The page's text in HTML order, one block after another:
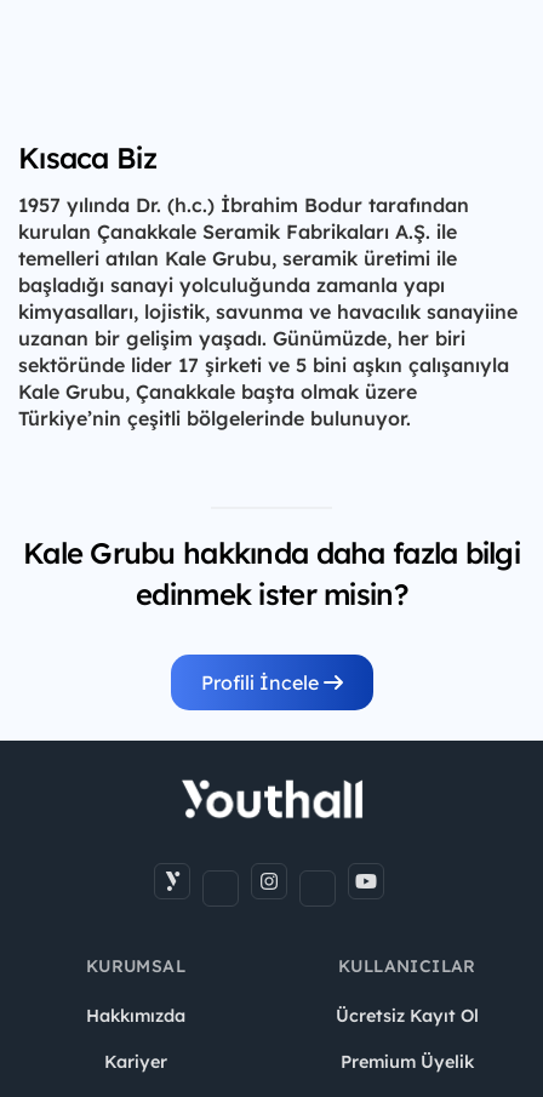
Kısaca Biz
1957 yılında Dr. (h.c.) İbrahim Bodur tarafından
kurulan Çanakkale Seramik Fabrikaları A.Ş. ile
temelleri atılan Kale Grubu, seramik üretimi ile
başladığı sanayi yolculuğunda zamanla yapı
kimyasalları, lojistik, savunma ve havacılık sanayiine
uzanan bir gelişim yaşadı. Günümüzde, her biri
sektöründe lider 17 şirketi ve 5 bini aşkın çalışanıyla
Kale Grubu, Çanakkale başta olmak üzere
Türkiye’nin çeşitli bölgelerinde bulunuyor.
Kale Grubu hakkında daha fazla bilgi
edinmek ister misin?
Profili İncele
KURUMSAL
Hakkımızda
Kariyer
KULLANICILAR
Ücretsiz Kayıt Ol
Premium Üyelik